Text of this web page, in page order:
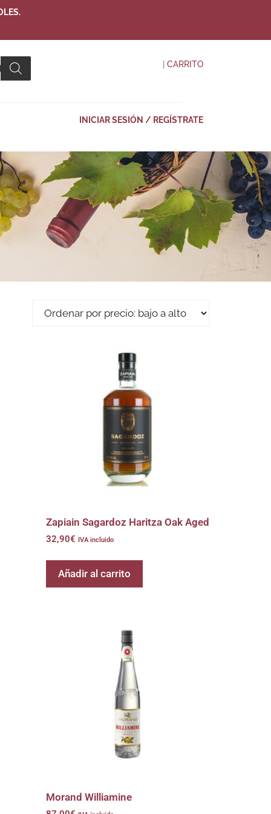
CARRITO
INICIAR SESIÓN / REGÍSTRATE
Zapiain Sagardoz Haritza Oak Aged
32,90€ IVA incluido
Añadir al carrito
Morand Williamine